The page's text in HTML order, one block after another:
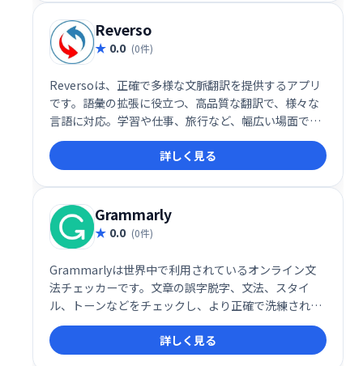
Reverso
0.0 (0件)
Reversoは、正確で多様な文脈翻訳を提供するアプリ
です。語彙の拡張に役立つ、高品質な翻訳で、様々な
言語に対応。学習や仕事、旅行など、幅広い場面で活
用できます。スムーズなコミュニケーションをサポー
トし、より深い言語理解を促します。
詳しく見る
Grammarly
0.0 (0件)
Grammarlyは世界中で利用されているオンライン文
法チェッカーです。文章の誤字脱字、文法、スタイ
ル、トーンなどをチェックし、より正確で洗練された
文章を作成できます。個人利用は無料で利用可能で
す。ビジネスシーンや、より高度な機能が必要な場合
は有料プランをご検討ください。
詳しく見る